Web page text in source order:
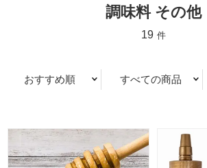
調味料 その他
19 件
おすすめ順 すべての商品